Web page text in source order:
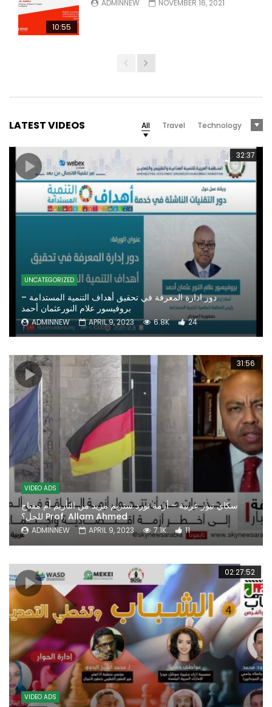
10:55
ADMINNEW NOVEMBER 16, 2021
LATEST VIDEOS All Travel Technology
32:37
UNCATEGORIZED
دور ادارة المعرفة في تحقيق أهداف التنمية المستدامة –
بروفيسور علام النورعثمان أحمد
ADMINNEW APRIL 9, 2023 6.8K 24
31:56
VIDEO ADS
سكاي نيوز عربية – أزمة نورد ستريم مزيد من التأزيم أم مفتاح
للحل؟ Prof. Allam Ahmed
ADMINNEW APRIL 9, 2023 7.1K 11
02:27:52
VIDEO ADS